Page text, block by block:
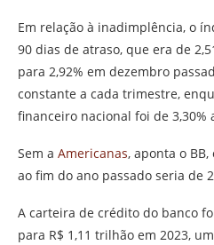
Em relação à inadimplência, o
90 dias de atraso, que era de
para 2,92% em dezembro
constante a cada trimestre,
financeiro nacional foi de 3,30%
Sem a Americanas, aponta o
ao fim do ano passado seria de
A carteira de crédito do banco
para R$ 1,11 trilhão em 2023,